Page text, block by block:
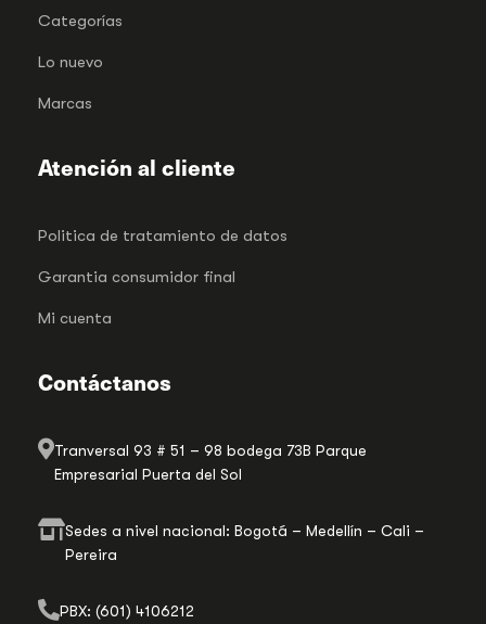
Categorías
Lo nuevo
Marcas
Atención al cliente
Politica de tratamiento de datos
Garantia consumidor final
Mi cuenta
Contáctanos
Tranversal 93 # 51 – 98 bodega 73B Parque
Empresarial Puerta del Sol
Sedes a nivel nacional: Bogotá – Medellín – Cali –
Pereira
PBX: (601) 4106212